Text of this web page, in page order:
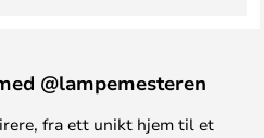
@lampemesteren
fra ett unikt hjem til et